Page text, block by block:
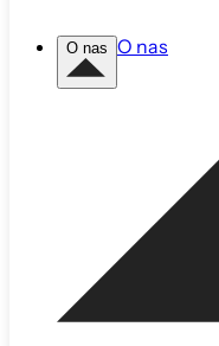
O nas O nas